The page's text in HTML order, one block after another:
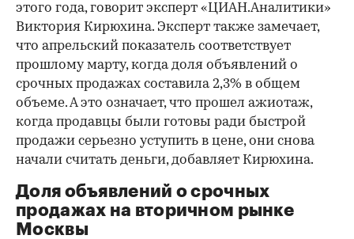
этого года, говорит эксперт «ЦИАН.Аналитики»
Виктория Кирюхина. Эксперт также замечает,
что апрельский показатель соответствует
прошлому марту, когда доля объявлений о
срочных продажах составила 2,3% в общем
объеме. А это означает, что прошел ажиотаж,
когда продавцы были готовы ради быстрой
продажи серьезно уступить в цене, они снова
начали считать деньги, добавляет Кирюхина.
Доля объявлений о срочных
продажах на вторичном рынке
Москвы